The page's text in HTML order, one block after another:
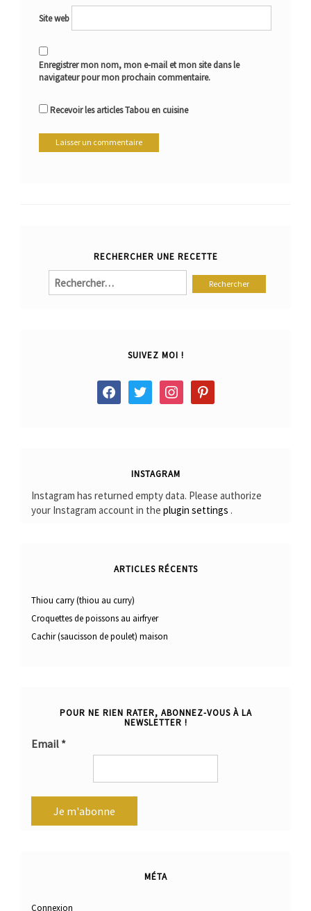
Site web
Enregistrer mon nom, mon e-mail et mon site dans le
navigateur pour mon prochain commentaire.
Recevoir les articles Tabou en cuisine
RECHERCHER UNE RECETTE
Rechercher :
SUIVEZ MOI !
facebook twitter instagram pinterest
INSTAGRAM
Instagram has returned empty data. Please authorize
your Instagram account in the plugin settings .
ARTICLES RÉCENTS
Thiou carry (thiou au curry)
Croquettes de poissons au airfryer
Cachir (saucisson de poulet) maison
POUR NE RIEN RATER, ABONNEZ-VOUS À LA
NEWSLETTER !
Email *
MÉTA
Connexion